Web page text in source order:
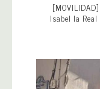
Isabel la